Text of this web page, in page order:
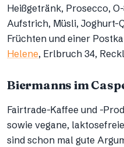
Heißgetränk, Prosecco,
Aufstrich, Müsli, Joghurt-
Früchten und einer
Helene, Erlbruch 34,
Biermanns im
Fairtrade-Kaffee und -
sowie vegane,
sind schon mal gute